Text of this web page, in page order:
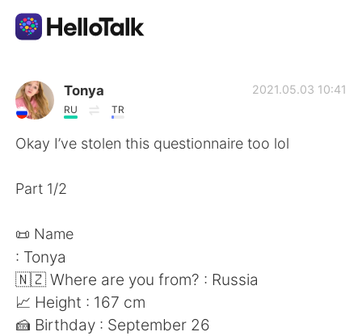
Sprachaustausch-App
AI Grammar Checker
繁體中文 Español
العربية Français
Tonya
RU TR
2021.05.03 10:41
Okay I’ve stolen this questionnaire too lol
Part 1/2
📜 Name
: Tonya
🇳🇿 Where are you from? : Russia
📈 Height : 167 cm
🍰 Birthday : September 26